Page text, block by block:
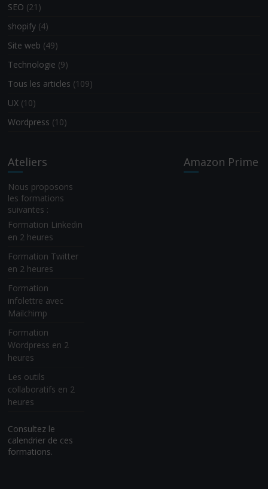
SEO (21)
shopify (4)
Site web (49)
Technologie (9)
Tous les articles (109)
UX (10)
Wordpress (10)
Ateliers
Nous proposons
les formations
suivantes :
Formation Linkedin
en 2 heures
Formation Twitter
en 2 heures
Formation
infolettre avec
Mailchimp
Formation
Wordpress en 2
heures
Les outils
collaboratifs en 2
heures
Consultez le
calendrier de ces
formations.
Amazon Prime